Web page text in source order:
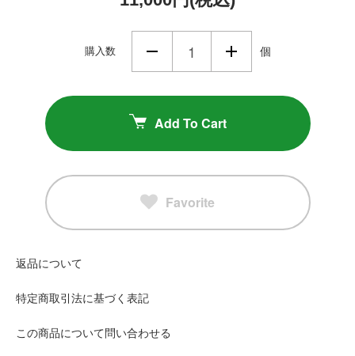
購入数 個
Add To Cart
Favorite
返品について
特定商取引法に基づく表記
この商品について問い合わせる